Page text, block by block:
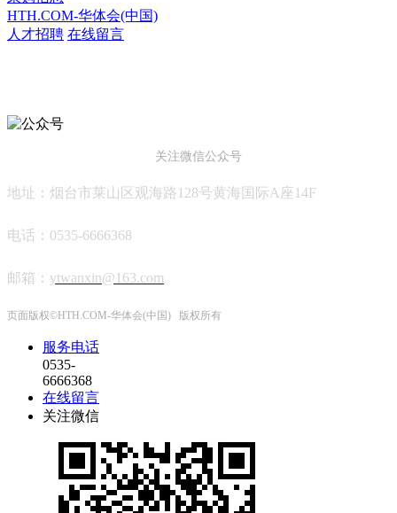
HTH.COM-华体会(中国)
人才招聘 在线留言
关注微信公众号
地址：烟台市莱山区观海路128号黄海国际A座14F
电话：0535-6666368
邮箱 ： ytwanxin@163.com
页面版权©HTH.COM-华体会(中国) 版权所有
服务电话
0535-
6666368
在线留言
关注微信